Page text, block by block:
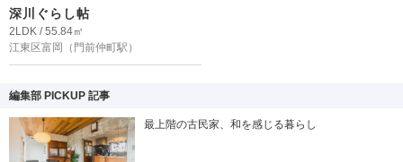
深川ぐらし帖
2LDK / 55.84㎡
江東区富岡
（門前仲町駅）
編集部 PICKUP 記事
最上階の古民家、和を感じる暮らし